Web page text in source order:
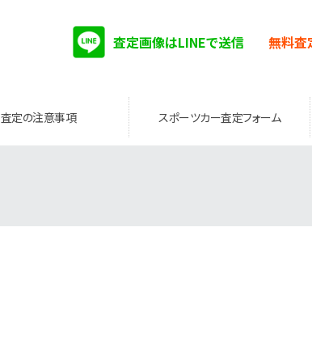
査定画像はLINEで送信 無料査
査定の注意事項 スポーツカー査定フォーム